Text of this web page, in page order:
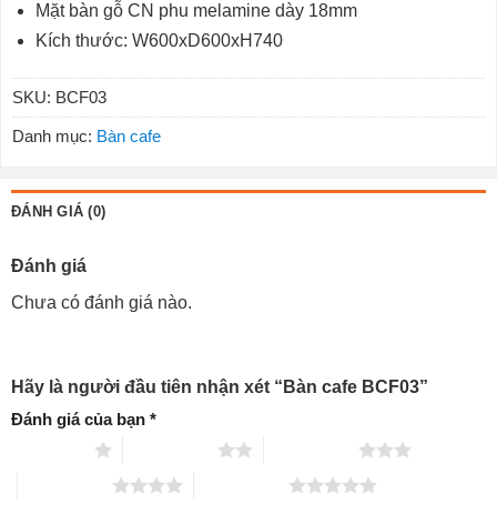
Mặt bàn gỗ CN phu melamine dày 18mm
Kích thước: W600xD600xH740
SKU: BCF03
Danh mục: Bàn cafe
ĐÁNH GIÁ (0)
Đánh giá
Chưa có đánh giá nào.
Hãy là người đầu tiên nhận xét “Bàn cafe BCF03”
Đánh giá của bạn *